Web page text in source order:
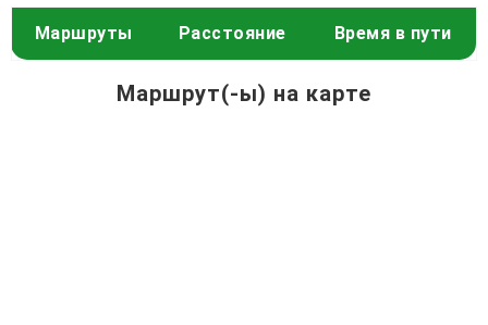
Маршруты Расстояние Время в пути
Маршрут(-ы) на карте